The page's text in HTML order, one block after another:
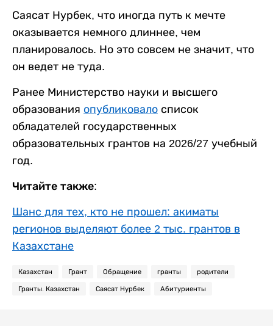
Саясат Нурбек, что иногда путь к мечте
оказывается немного длиннее, чем
планировалось. Но это совсем не значит, что
он ведет не туда.
Ранее Министерство науки и высшего
образования опубликовало список
обладателей государственных
образовательных грантов на 2026/27 учебный
год.
Читайте также:
Шанс для тех, кто не прошел: акиматы
регионов выделяют более 2 тыс. грантов в
Казахстане
Казахстан Грант Обращение гранты родители
Гранты. Казахстан Саясат Нурбек Абитуриенты